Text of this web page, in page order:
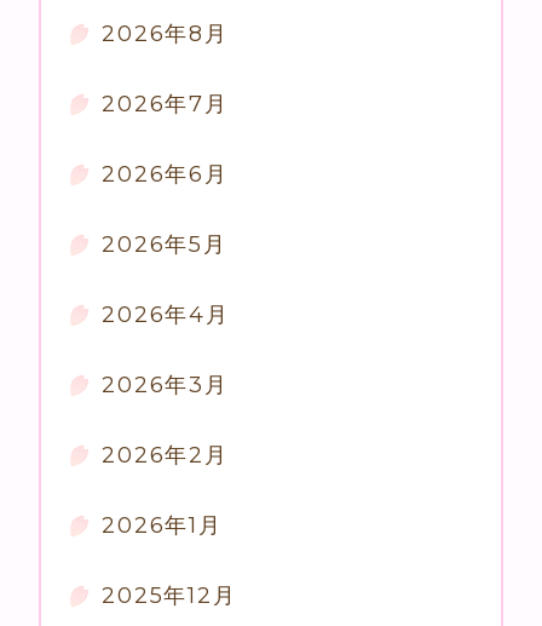
2026年8月
2026年7月
2026年6月
2026年5月
2026年4月
2026年3月
2026年2月
2026年1月
2025年12月